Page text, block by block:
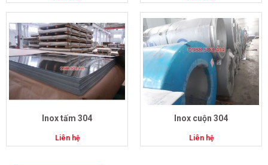
Inox tấm 304
Liên hệ
Inox cuộn 304
Liên hệ